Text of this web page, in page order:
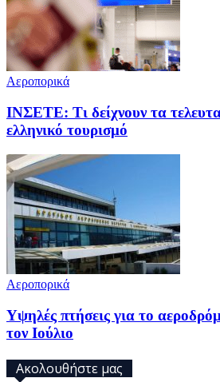
Αεροπορικά
ΙΝΣΕΤΕ: Τι δείχνουν τα
ελληνικό τουρισμό
Αεροπορικά
Υψηλές πτήσεις για το
τον Ιούλιο
Ακολουθήστε μας